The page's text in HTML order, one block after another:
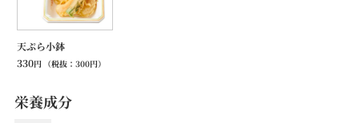
天ぷら小鉢
330円 （税抜：300円）
栄養成分